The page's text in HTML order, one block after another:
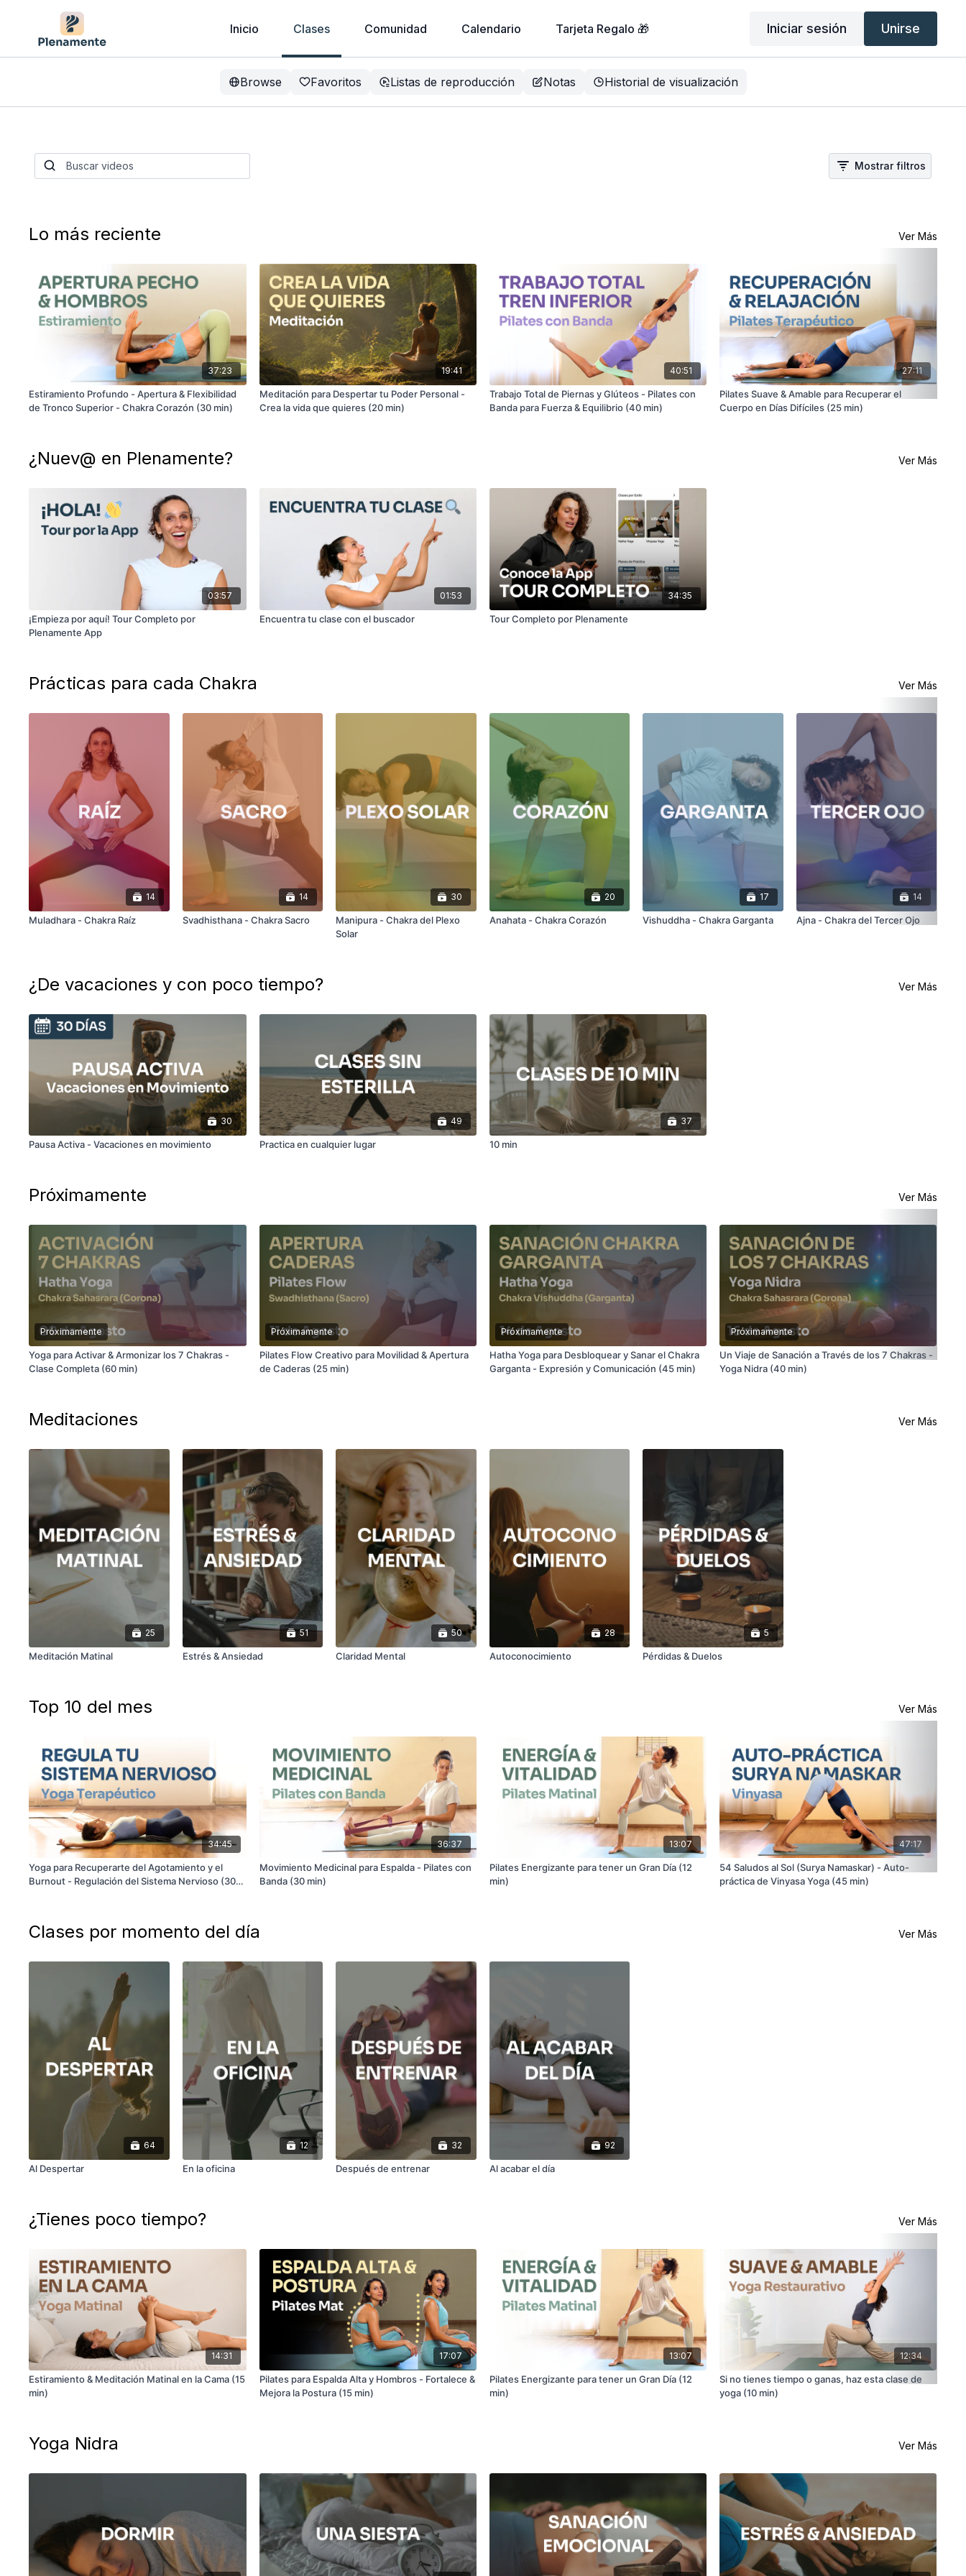
Inicio Clases Comunidad Calendario Tarjeta Regalo 🎁 Iniciar sesión Unirse
Browse Favoritos Listas de reproducción Notas Historial de visualización
Mostrar filtros
Lo más reciente Ver Más
37:23
Estiramiento Profundo - Apertura & Flexibilidad
de Tronco Superior - Chakra Corazón (30 min)
19:41
Meditación para Despertar tu Poder Personal -
Crea la vida que quieres (20 min)
40:51
Trabajo Total de Piernas y Glúteos - Pilates con
Banda para Fuerza & Equilibrio (40 min)
27:11
Pilates Suave & Amable para Recuperar el
Cuerpo en Días Difíciles (25 min)
¿Nuev@ en Plenamente? Ver Más
03:57
¡Empieza por aquí! Tour Completo por
Plenamente App
01:53
Encuentra tu clase con el buscador
34:35
Tour Completo por Plenamente
Prácticas para cada Chakra Ver Más
14
Muladhara - Chakra Raíz
14
Svadhisthana - Chakra Sacro
30
Manipura - Chakra del Plexo
Solar
20
Anahata - Chakra Corazón
17
Vishuddha - Chakra Garganta
14
Ajna - Chakra del Tercer Ojo
¿De vacaciones y con poco tiempo? Ver Más
30
Pausa Activa - Vacaciones en movimiento
49
Practica en cualquier lugar
37
10 min
Próximamente Ver Más
Próximamente
Yoga para Activar & Armonizar los 7 Chakras -
Clase Completa (60 min)
Próximamente
Pilates Flow Creativo para Movilidad & Apertura
de Caderas (25 min)
Próximamente
Hatha Yoga para Desbloquear y Sanar el Chakra
Garganta - Expresión y Comunicación (45 min)
Próximamente
Un Viaje de Sanación a Través de los 7 Chakras -
Yoga Nidra (40 min)
Meditaciones Ver Más
25
Meditación Matinal
51
Estrés & Ansiedad
50
Claridad Mental
28
Autoconocimiento
5
Pérdidas & Duelos
Top 10 del mes Ver Más
34:45
Yoga para Recuperarte del Agotamiento y el
Burnout - Regulación del Sistema Nervioso (30
36:37
Movimiento Medicinal para Espalda - Pilates con
Banda (30 min)
13:07
Pilates Energizante para tener un Gran Día (12
min)
47:17
54 Saludos al Sol (Surya Namaskar) - Auto-
práctica de Vinyasa Yoga (45 min)
Clases por momento del día Ver Más
64
Al Despertar
12
En la oficina
32
Después de entrenar
92
Al acabar el día
¿Tienes poco tiempo? Ver Más
14:31
Estiramiento & Meditación Matinal en la Cama (15
min)
17:07
Pilates para Espalda Alta y Hombros - Fortalece &
Mejora la Postura (15 min)
13:07
Pilates Energizante para tener un Gran Día (12
min)
12:34
Si no tienes tiempo o ganas, haz esta clase de
yoga (10 min)
Yoga Nidra Ver Más